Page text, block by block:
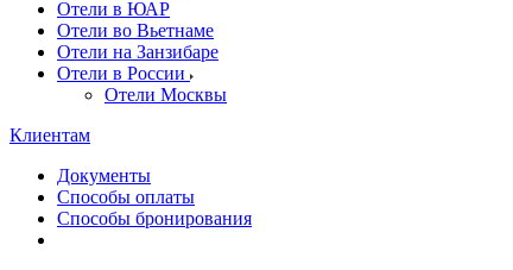
Отели в ЮАР
Отели во Вьетнаме
Отели на Занзибаре
Отели в России
Отели Москвы
Клиентам
Документы
Способы оплаты
Способы бронирования